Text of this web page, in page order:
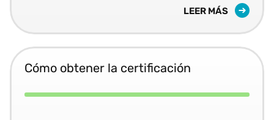
LEER MÁS
Cómo obtener la certificación